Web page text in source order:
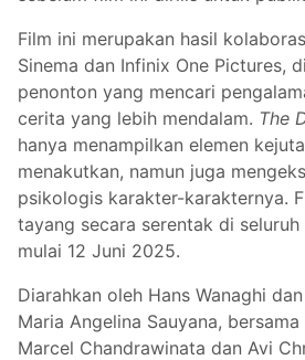
Film ini merupakan hasil
Sinema dan Infinix One Pictures,
penonton yang mencari
cerita yang lebih mendalam. The
hanya menampilkan elemen
menakutkan, namun juga
psikologis karakter-karakternya.
tayang secara serentak di
mulai 12 Juni 2025.
Diarahkan oleh Hans Wanaghi
Maria Angelina Sauyana,
Marcel Chandrawinata dan Avi